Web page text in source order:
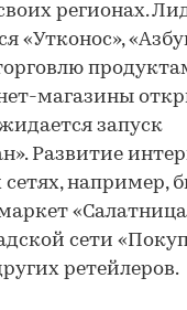
регионах.
«Утконос»,
магазины
запуск
Развитие
например,
сети
ретейлеров.